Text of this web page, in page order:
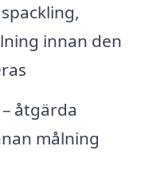
innan den
åtgärda
målning